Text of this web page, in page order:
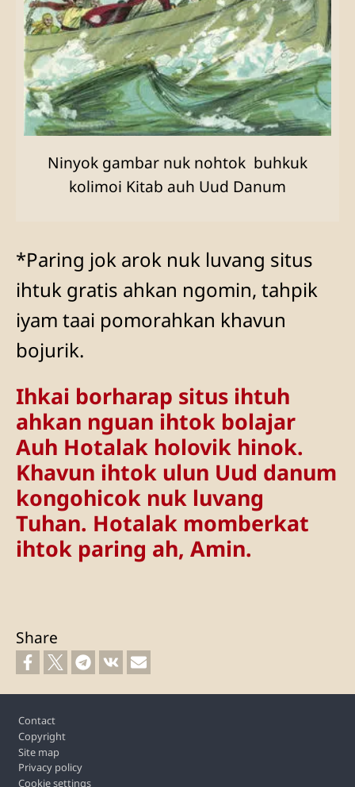
Ninyok gambar nuk nohtok buhkuk
kolimoi Kitab auh Uud Danum
*Paring jok arok nuk luvang situs
ihtuk gratis ahkan ngomin, tahpik
iyam taai pomorahkan khavun
bojurik.
Ihkai borharap situs ihtuh
ahkan nguan ihtok bolajar
Auh Hotalak holovik hinok.
Khavun ihtok ulun Uud danum
kongohicok nuk luvang
Tuhan. Hotalak momberkat
ihtok paring ah, Amin.
Share
Footer
Contact
Copyright
Site map
Privacy policy
Cookie settings